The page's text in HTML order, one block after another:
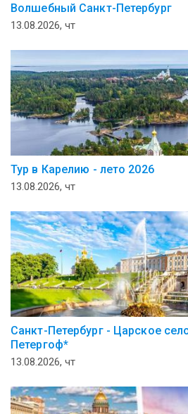
Волшебный Санкт-Петербург
13.08.2026, чт
Тур в Карелию - лето 2026
13.08.2026, чт
Санкт-Петербург - Царское
Петергоф*
13.08.2026, чт